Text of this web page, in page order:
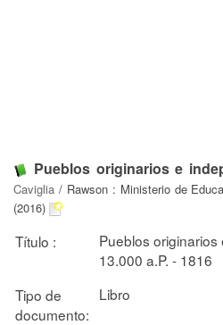
Pueblos originarios e
Caviglia / Rawson : Ministerio de
(2016)
Título :
Pueblos
13.000 a.P. - 1816
Tipo de
documento:
Libro